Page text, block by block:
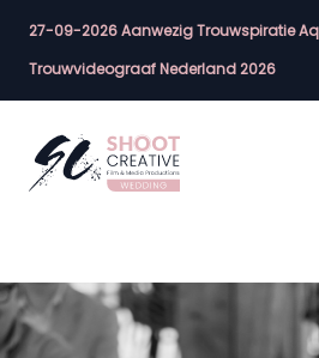
27-09-2026 Aanwezig Trouwspiratie
Trouwvideograaf Nederland 2026